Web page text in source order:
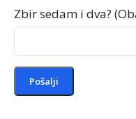
Zbir sedam i dva?